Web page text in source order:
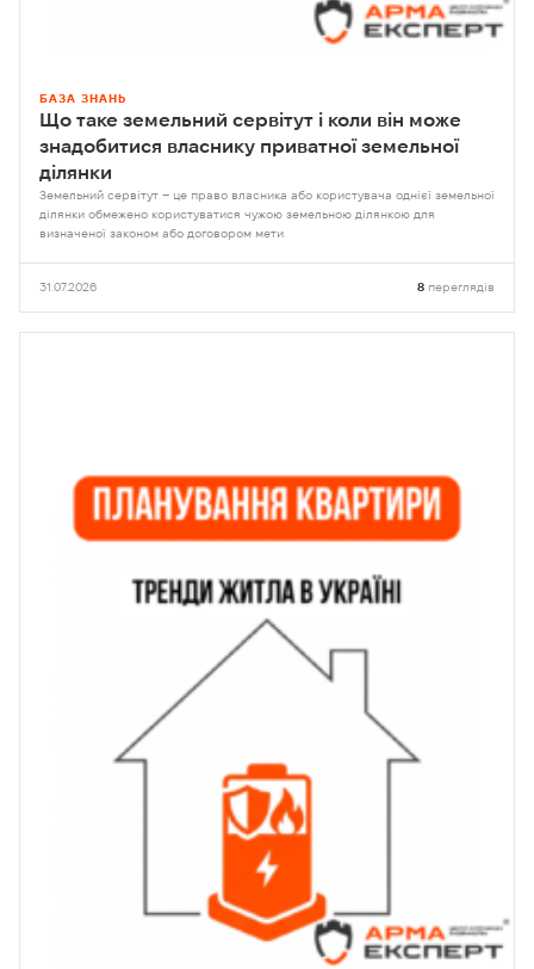
БАЗА ЗНАНЬ
Що таке земельний сервітут і коли він може
знадобитися власнику приватної земельної
ділянки
Земельний сервітут – це право власника або користувача однієї земельної
ділянки обмежено користуватися чужою земельною ділянкою для
визначеної законом або договором мети
31.07.2026 8 переглядів